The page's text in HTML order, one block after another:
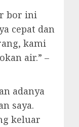
bor ini
cepat dan
kami
air.” –
adanya
saya.
keluar